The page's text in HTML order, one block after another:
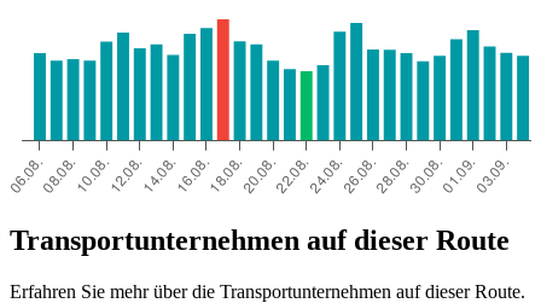
Transportunternehmen auf dieser Route
Erfahren Sie mehr über die Transportunternehmen auf dieser Route.